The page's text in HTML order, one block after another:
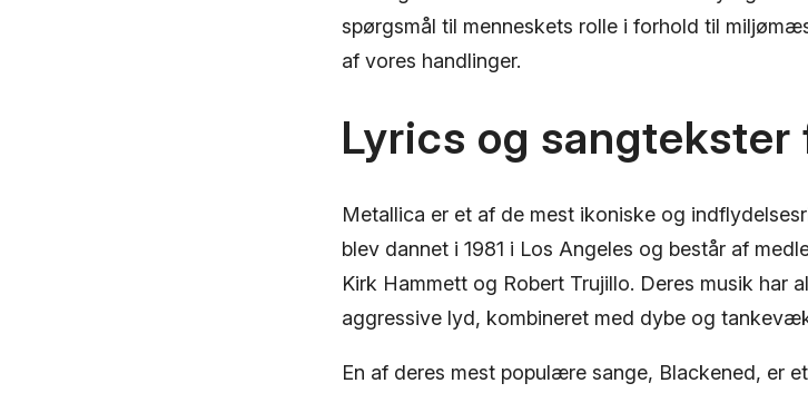
spørgsmål til menneskets rolle i forhold til
af vores handlinger.
Lyrics og sangtekster
Metallica er et af de mest ikoniske og
blev dannet i 1981 i Los Angeles og består af
Kirk Hammett og Robert Trujillo. Deres musik har
aggressive lyd, kombineret med dybe og
En af deres mest populære sange, Blackened, er